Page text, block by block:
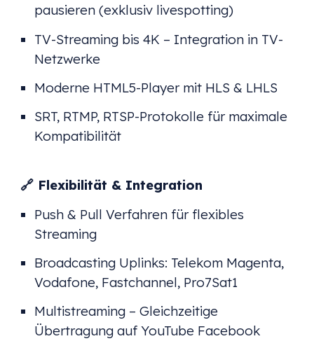
pausieren (exklusiv livespotting)
TV-Streaming bis 4K – Integration in TV-
Netzwerke
Moderne HTML5-Player mit HLS & LHLS
SRT, RTMP, RTSP-Protokolle für maximale
Kompatibilität
🔗 Flexibilität & Integration
Push & Pull Verfahren für flexibles
Streaming
Broadcasting Uplinks: Telekom Magenta,
Vodafone, Fastchannel, Pro7Sat1
Multistreaming – Gleichzeitige
Übertragung auf YouTube Facebook